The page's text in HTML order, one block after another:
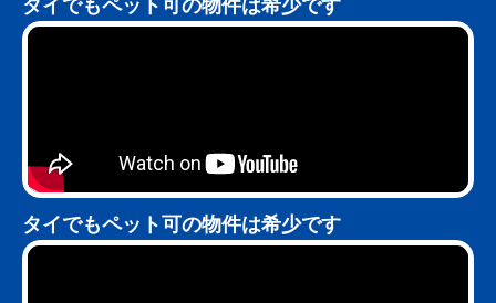
タイでもペット可の物件は希少です
タイでもペット可の物件は希少です